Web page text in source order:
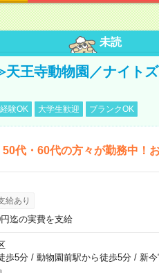
未読
王寺動物園／ナイト
験OK 大学生歓迎 ブランクOK
代・60代の方々が勤務中！
給あり
迄の実費を支給
歩5分/ 動物園前駅から徒歩5分/ 新